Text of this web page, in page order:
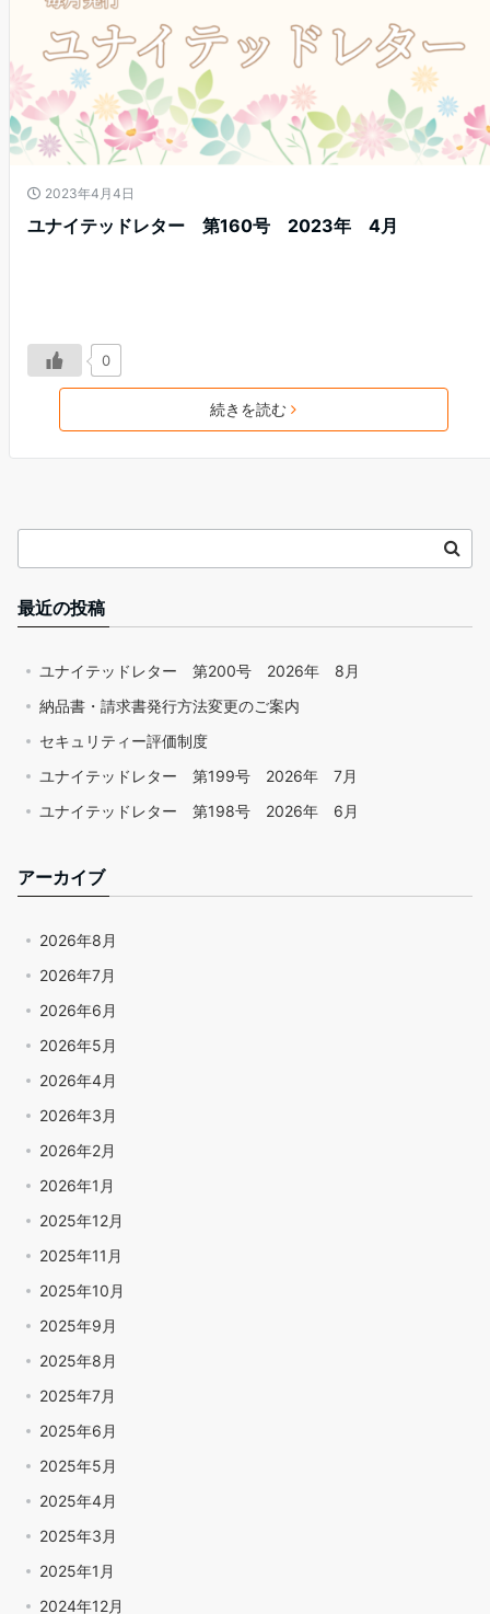
2023年4月4日
ユナイテッドレター 第160号 2023年 4月
0
続きを読む
最近の投稿
ユナイテッドレター 第200号 2026年 8月
納品書・請求書発行方法変更のご案内
セキュリティー評価制度
ユナイテッドレター 第199号 2026年 7月
ユナイテッドレター 第198号 2026年 6月
アーカイブ
2026年8月
2026年7月
2026年6月
2026年5月
2026年4月
2026年3月
2026年2月
2026年1月
2025年12月
2025年11月
2025年10月
2025年9月
2025年8月
2025年7月
2025年6月
2025年5月
2025年4月
2025年3月
2025年1月
2024年12月